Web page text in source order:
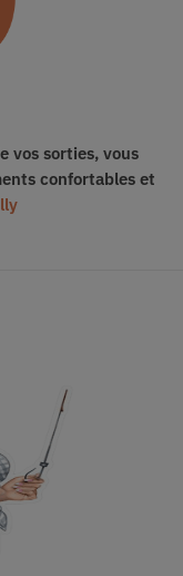
vos sorties, vous
confortables et